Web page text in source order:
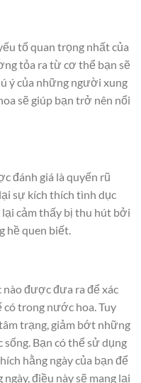
tố quan trọng nhất của
tỏa ra từ cơ thể bạn sẽ
ý của những người xung
sẽ giúp bạn trở nên nổi
đánh giá là quyến rũ
sự kích thích tình dục
cảm thấy bị thu hút bởi
hề quen biết.
nào được đưa ra để xác
trong nước hoa. Tuy
trạng, giảm bớt những
Bạn có thể sử dụng
hằng ngày của bạn để
điều này sẽ mang lại